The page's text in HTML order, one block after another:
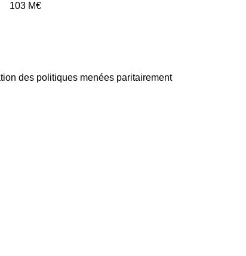
103 M€
des politiques menées paritairement